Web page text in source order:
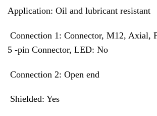
Application: Oil and lubricant resistant
Connection 1: Connector, M12, Axial,
5 -pin Connector, LED: No
Connection 2: Open end
Shielded: Yes